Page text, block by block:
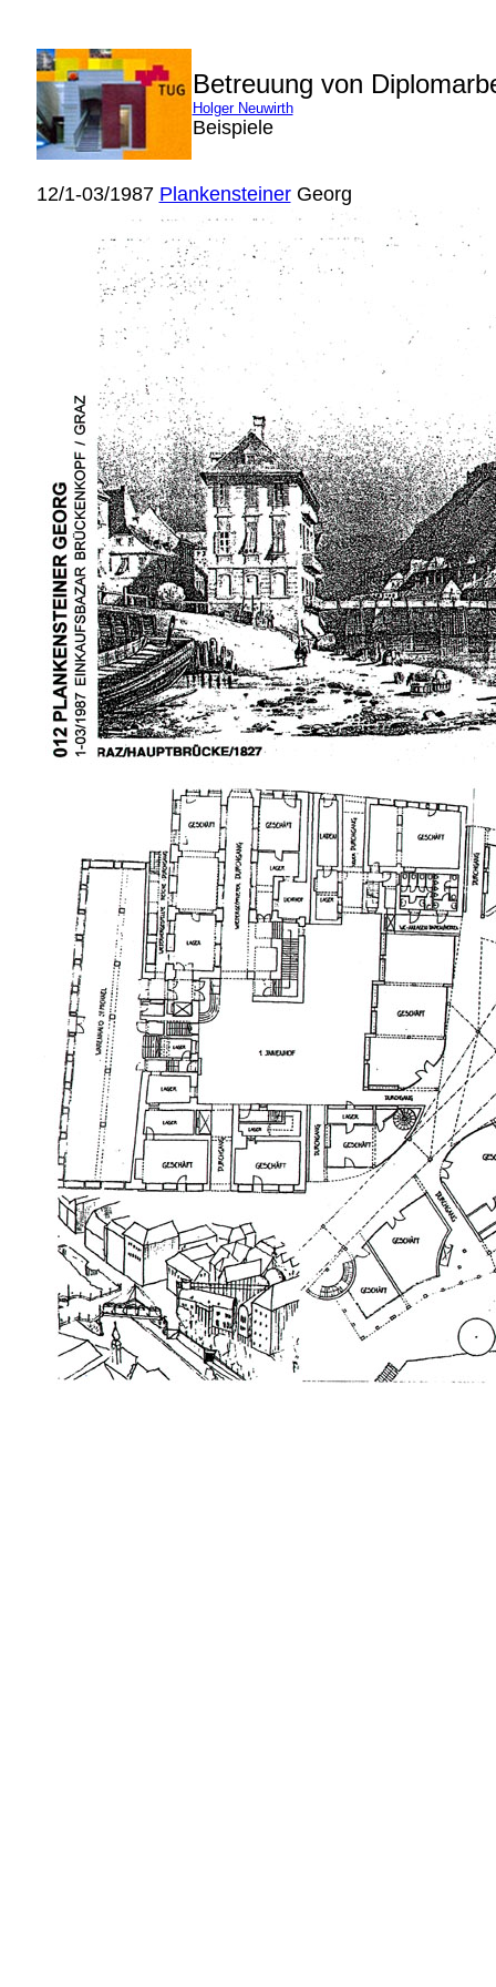
Betreuung von
Holger Neuwirth
Beispiele
12/1-03/1987 PlankensteinerGeorg